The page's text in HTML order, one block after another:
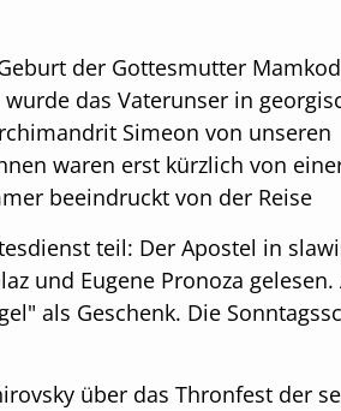
der Gottesmutter
das Vaterunser in
Simeon von unseren
waren erst kürzlich von
beeindruckt von der Reise
teil: Der Apostel in
und Eugene Pronoza gelesen.
als Geschenk. Die
über das Thronfest der